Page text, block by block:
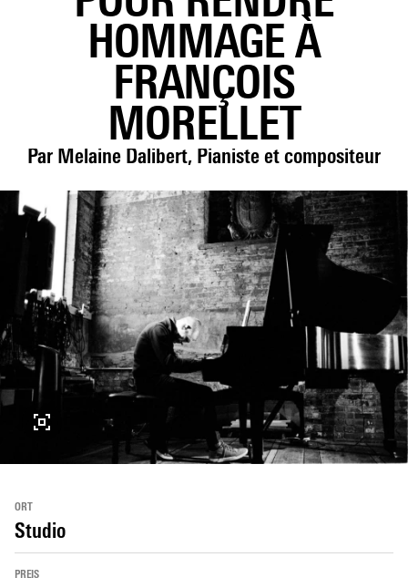
HOMMAGE À
FRANÇOIS
MORELLET
Par Melaine Dalibert, Pianiste et compositeur
ORT
Studio
PREIS